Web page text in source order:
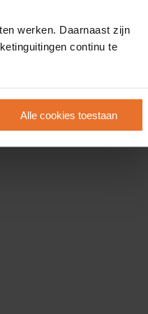
werken. Daarnaast zijn
continu te
Alle cookies toestaan